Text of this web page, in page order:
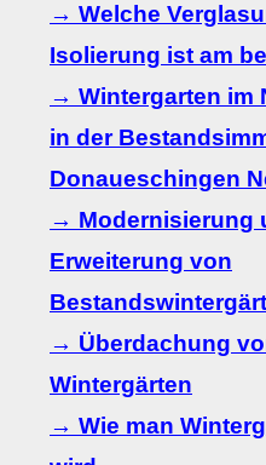
→ Welche
Isolierung ist am
→ Wintergarten im
in der
Donaueschingen
→ Modernisierung
Erweiterung von
→ Überdachung
Wintergärten
→ Wie man